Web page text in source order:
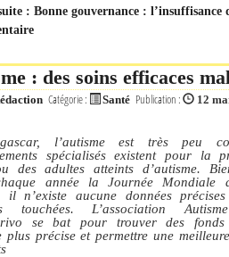
: Bonne gouvernance :
: des soins efficaces
Catégorie : Santé Publication : 12
l’autisme est très peu
spécialisés existent pour la
des adultes atteints d’autisme.
année la Journée Mondiale
il n’existe aucune données
touchées. L’association
se bat pour trouver des
plus précise et permettre une